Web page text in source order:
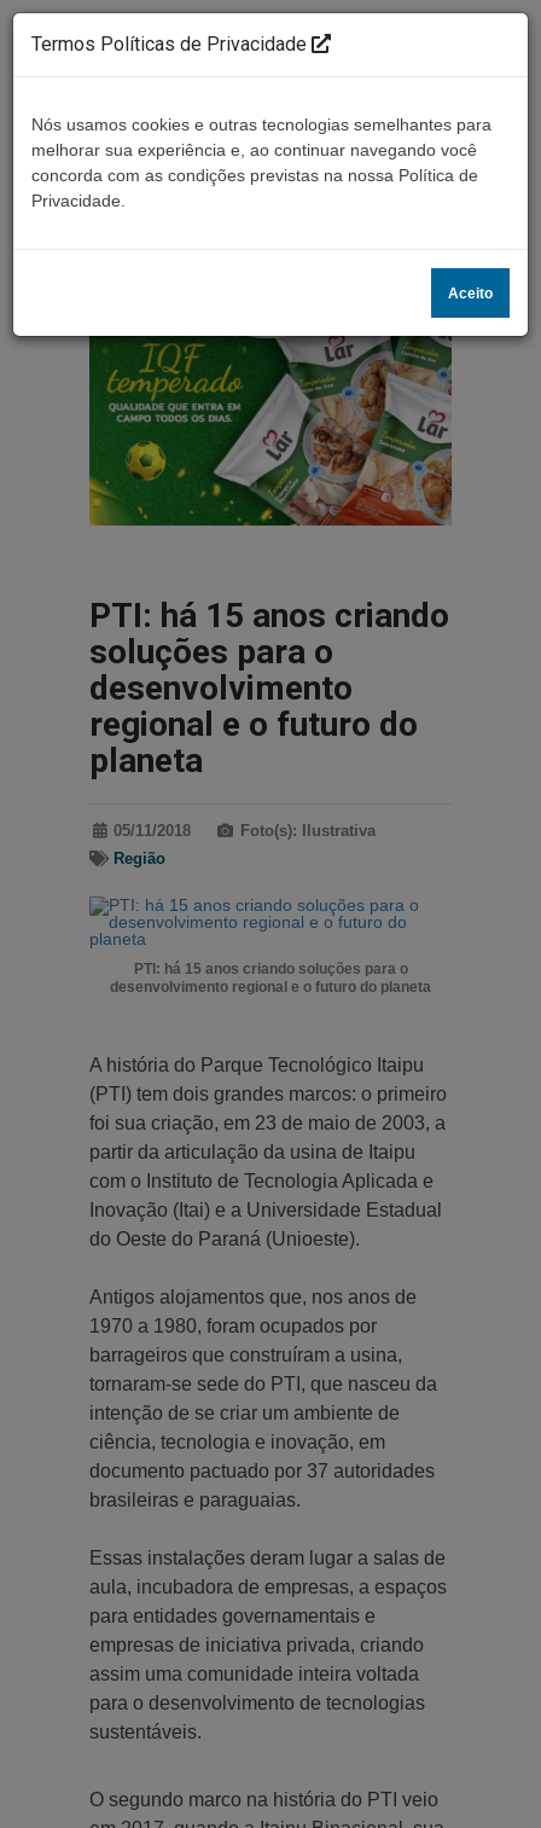
PTI: há 15 anos criando
soluções para o
desenvolvimento
regional e o futuro do
planeta
05/11/2018
Foto(s): Ilustrativa
Região
PTI: há 15 anos criando soluções para o
desenvolvimento regional e o futuro do planeta
A história do Parque Tecnológico Itaipu
(PTI) tem dois grandes marcos: o primeiro
foi sua criação, em 23 de maio de 2003, a
partir da articulação da usina de Itaipu
com o Instituto de Tecnologia Aplicada e
Inovação (Itai) e a Universidade Estadual
do Oeste do Paraná (Unioeste).
Antigos alojamentos que, nos anos de
1970 a 1980, foram ocupados por
barrageiros que construíram a usina,
tornaram-se sede do PTI, que nasceu da
intenção de se criar um ambiente de
ciência, tecnologia e inovação, em
documento pactuado por 37 autoridades
brasileiras e paraguaias.
Essas instalações deram lugar a salas de
aula, incubadora de empresas, a espaços
para entidades governamentais e
empresas de iniciativa privada, criando
assim uma comunidade inteira voltada
para o desenvolvimento de tecnologias
sustentáveis.
O segundo marco na história do PTI veio
Termos Políticas de Privacidade
Nós usamos cookies e outras tecnologias semelhantes para
melhorar sua experiência e, ao continuar navegando você
concorda com as condições previstas na nossa Política de
Privacidade.
Aceito